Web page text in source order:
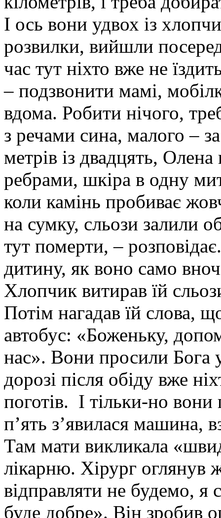
І ось вони удвох із
розвилки, вийшли
час тут ніхто вже не
– подзвонити мамі,
вдома. Робити нічого,
з речами сина, малого –
метрів із двадцять,
ребрами, шкіра в одну
коли камінь пробиває
на сумку, сльози залили
тут померти, –
дитину, як воно само
Хлопчик витирав їй
Потім нагадав їй слова,
автобус: «Боженьку,
нас». Вони просили Бога
дорозі після обіду вже
поготів. І тільки-но
п’ять з’явилася машина,
Там мати викликала
лікарню. Хірург оглянув
відправляти не будемо, я
буде добре». Він зробив